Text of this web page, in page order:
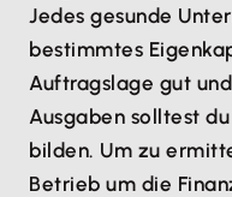
Jedes gesunde
bestimmtes
Auftragslage gut
Ausgaben solltest
bilden. Um zu
Betrieb um die